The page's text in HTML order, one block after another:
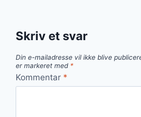
Skriv et svar
Din e-mailadresse vil ikke blive
er markeret med *
Kommentar *